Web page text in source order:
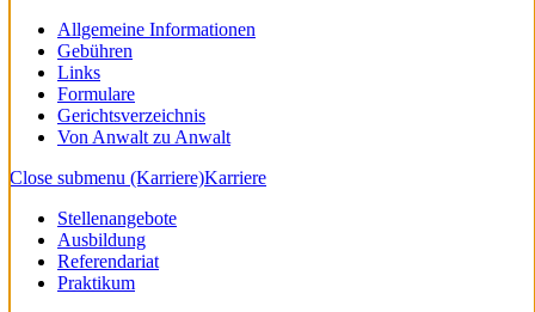
Allgemeine Informationen
Gebühren
Links
Formulare
Gerichtsverzeichnis
Von Anwalt zu Anwalt
Close submenu (Karriere)Karriere
Stellenangebote
Ausbildung
Referendariat
Praktikum